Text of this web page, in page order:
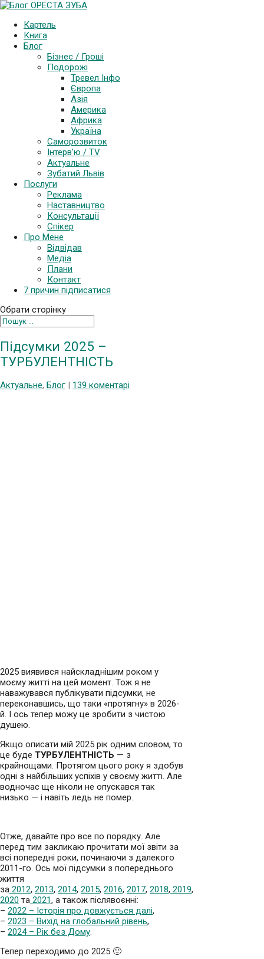
Картель
Книга
Блог
Бізнес / Гроші
Подорожі
Тревел Інфо
Європа
Азія
Америка
Африка
Україна
Саморозвиток
Інтерв’ю / TV
Актуальне
Зубатий Львів
Послуги
Реклама
Наставництво
Консультації
Спікер
Про Мене
Відвідав
Медіа
Плани
Контакт
7 причин підписатися
Обрати сторінку
Підсумки 2025 –
ТУРБУЛЕНТНІСТЬ
Актуальне, Блог 139 коментарі
2025 виявився найскладнішим роком у
моєму житті на цей момент. Тож я не
наважувався публікувати підсумки, не
переконавшись, що таки «протягну» в 2026-
й. І ось тепер можу це зробити з чистою
душею.
Якщо описати мій 2025 рік одним словом, то
це буде ТУРБУЛЕНТНІСТЬ — з
крайнощами. Протягом цього року я здобув
одні з найбільших успіхів у своєму житті. Але
водночас ще ніколи не опускався так
низько — і навіть ледь не помер.
Отже, давайте про все по порядку. Але
перед тим закликаю прочитати мої звіти за
всі попередні роки, починаючи з далекого
2011-го. Ось мої підсумки з попереднього
життя
за 2012, 2013, 2014, 2015, 2016, 2017, 2018, 2019,
2020 та 2021, а також післявоєнні:
– 2022 – Історія про довжується далі,
– 2023 – Вихід на глобальний рівень,
– 2024 – Рік без Дому.
Тепер переходимо до 2025 🙂